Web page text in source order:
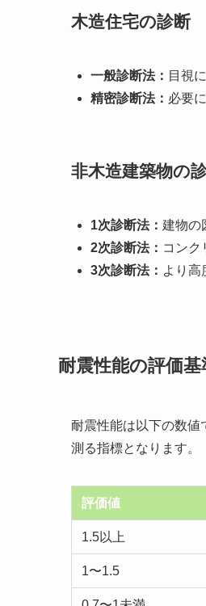
木造住宅の診断
一般診断法： 目視
精密診断法： 必要
非木造建築物の
1次診断法： 建物の
2次診断法： コンク
3次診断法： より高
耐震性能の評価基
耐震性能は以下の数値
測る指標となります。
評価値
1.5以上
1〜1.5